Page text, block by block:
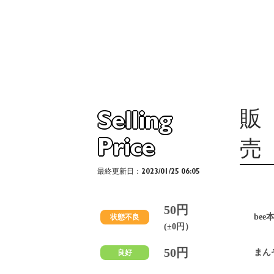
Selling
Price
販
売
最終更新日：2023/01/25 06:05
状態不良
50円
(±0円）
bee
良好 50円 まん